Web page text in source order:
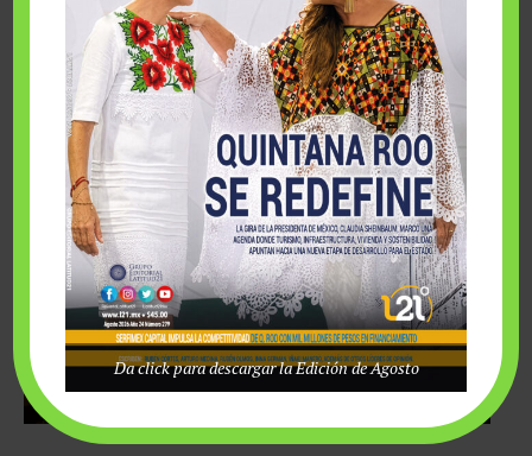
Fairmont Mayakoba y Make-A-Wish México unieron
esfuerzos para hacer realidad el deseo de una …
Da click para descargar la Edición de Agosto